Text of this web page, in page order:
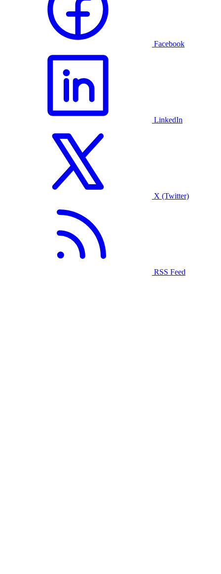
Facebook
LinkedIn
X (Twitter)
RSS Feed